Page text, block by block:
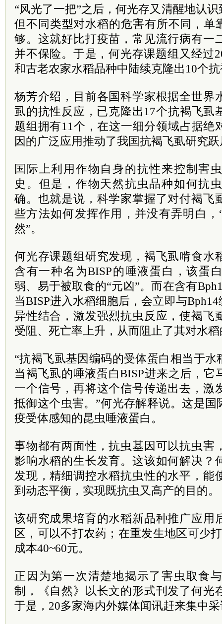
“风光了一把”之后，何光存又清醒地认
但不同类型对水稻的危害有所不同，单
够。这就好比打疫苗，常见流行病有一
并不保险。于是，何光存课题组又经过
和古老农家水稻品种中陆续克隆出10个
杨芳介绍，目前各国科学家根据全世界
虱的抗性反应，已克隆出17个抗褐飞虱
题组拥有11个，在这一细分领域占据绝
因的广泛应用推动了我国抗褐飞虱研究
国际上利用作物自身的抗性来控制害
史。但是，作物天然抗虫品种如何抗
确。也就是说，科学家掌握了对付褐飞
些方法如何发挥作用，并没有弄明白
然”。
何光存课题组研究发现，褐飞虱啃食水
含有一种名为BISP的唾液蛋白，该蛋
弱、易于被取食的“元凶”。而在含有
当BISP进入水稻细胞后，会立即与
异性结合，激发强烈抗虫反应，使褐飞
受阻、死亡率上升，从而阻止了其对水
“抗褐飞虱基因编码的受体蛋白相当于
当褐飞虱的唾液蛋白BISP进来之后，它
一个信号，再将这个信号传递出去，激
抵御这个虫害。”何光存解释说。这是
疫受体感知的昆虫唾液蛋白。
事物都有两面性，抗虫基因可以抗虫害
影响水稻的生长发育。这该如何解决？
发现，精细调控水稻抗虫性的水平，能
到动态平衡，实现既抗虫又高产的目的。
该研究成果培育的水稻新品种推广应用
区，可以不打农药；在重发生地区可少
成本40~60元。
正因为第一次清楚地揭示了害虫取食
制，《自然》以长文的形式刊发了何光
于是，20多家海内外媒体闻讯赶来集中